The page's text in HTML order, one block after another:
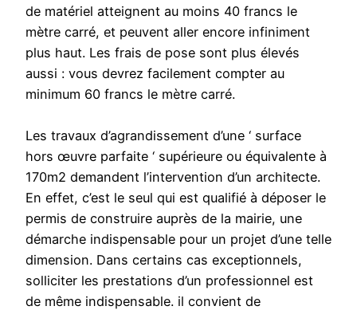
de matériel atteignent au moins 40 francs le
mètre carré, et peuvent aller encore infiniment
plus haut. Les frais de pose sont plus élevés
aussi : vous devrez facilement compter au
minimum 60 francs le mètre carré.
Les travaux d’agrandissement d’une ‘ surface
hors œuvre parfaite ‘ supérieure ou équivalente à
170m2 demandent l’intervention d’un architecte.
En effet, c’est le seul qui est qualifié à déposer le
permis de construire auprès de la mairie, une
démarche indispensable pour un projet d’une telle
dimension. Dans certains cas exceptionnels,
solliciter les prestations d’un professionnel est
de même indispensable. il convient de